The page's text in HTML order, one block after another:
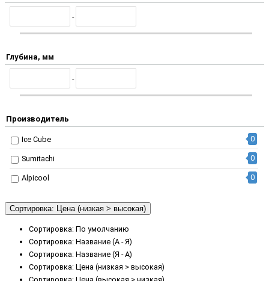
-
Глубина, мм
-
Производитель
Ice Cube 0
Sumitachi 0
Alpicool 0
Сортировка: Цена (низкая > высокая)
Сортировка: По умолчанию
Сортировка: Название (А - Я)
Сортировка: Название (Я - А)
Сортировка: Цена (низкая > высокая)
Сортировка: Цена (высокая > низкая)